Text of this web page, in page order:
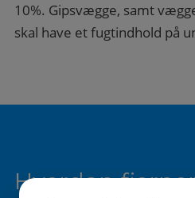
10%. Gipsvægge, samt
skal have et fugtindhold på
Hvordan